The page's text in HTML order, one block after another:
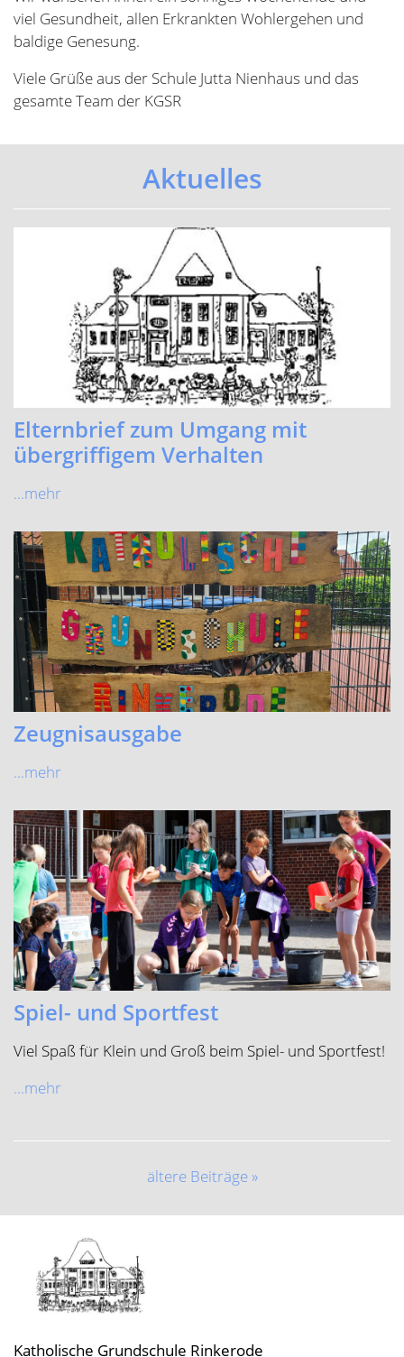
Aktuelles
Elternbrief zum Umgang mit
übergriffigem Verhalten
Zeugnisausgabe
...mehr
Spiel- und Sportfest
Viel Spaß für Klein und Groß beim Spiel- und Sportfest!
...mehr
ältere Beiträge »
Katholische Grundschule Rinkerode
Telefon (Schule)
E-Mail (Schule)gs.rinkerode@drensteinfurt.info
Telefon (OGS)02538-9149052